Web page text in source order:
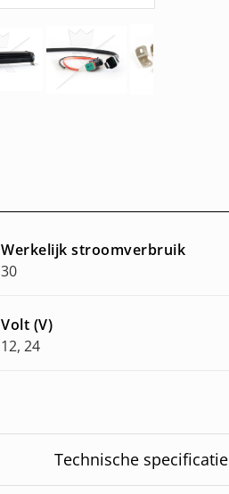
Werkelijk stroomverbruik
30
Volt (V)
12, 24
Technische specificatie